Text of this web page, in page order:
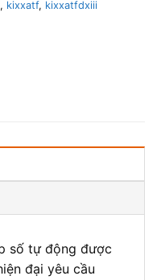
, kixxatf, kixxatfdxiii
số tự động được
đại yêu cầu